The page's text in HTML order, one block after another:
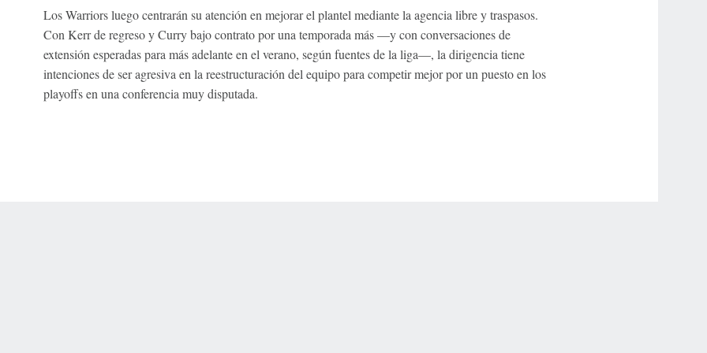
Los Warriors luego centrarán su atención en mejorar el plantel mediante la agencia libre y traspasos.
Con Kerr de regreso y Curry bajo contrato por una temporada más —y con conversaciones de
extensión esperadas para más adelante en el verano, según fuentes de la liga—, la dirigencia tiene
intenciones de ser agresiva en la reestructuración del equipo para competir mejor por un puesto en los
playoffs en una conferencia muy disputada.